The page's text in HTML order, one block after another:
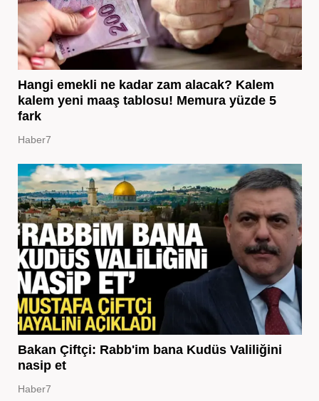
Hangi emekli ne kadar zam alacak? Kalem
kalem yeni maaş tablosu! Memura yüzde 5
fark
Haber7
Bakan Çiftçi: Rabb'im bana Kudüs Valiliğini
nasip et
Haber7